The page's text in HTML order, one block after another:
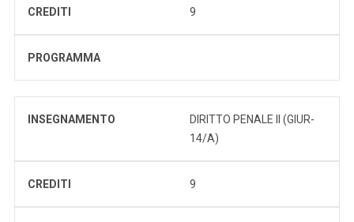
CREDITI 9
PROGRAMMA
INSEGNAMENTO
DIRITTO PENALE II (GIUR-
14/A)
CREDITI 9